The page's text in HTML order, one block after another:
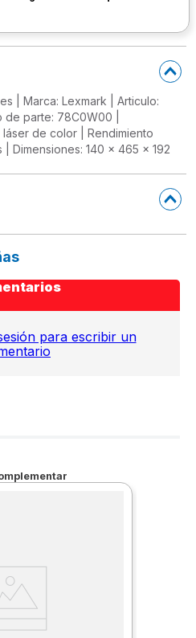
| Marca: Lexmark | Articulo:
parte: 78C0W00 |
de color | Rendimiento
Dimensiones: 140 x 465 x 192
para escribir un